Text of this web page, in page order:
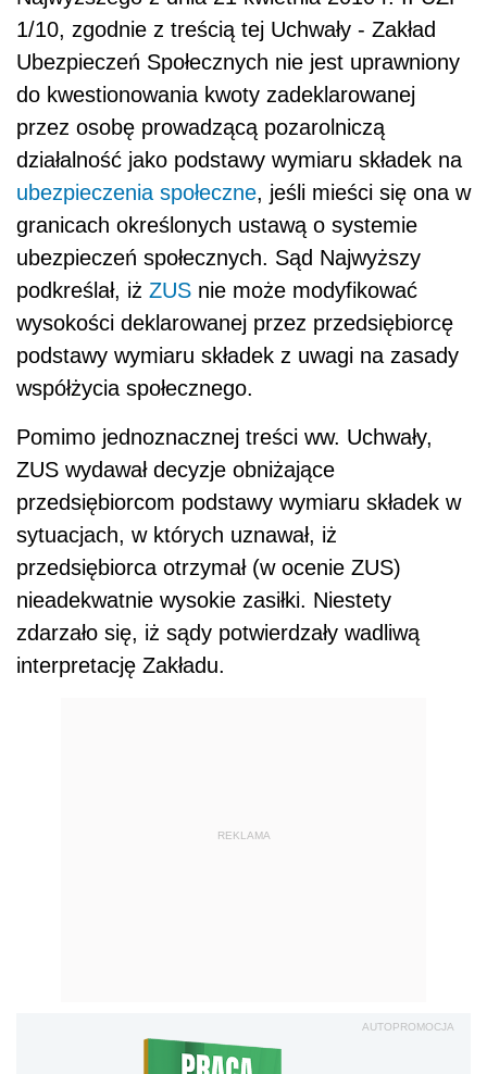
1/10, zgodnie z treścią tej Uchwały - Zakład
Ubezpieczeń Społecznych nie jest uprawniony
do kwestionowania kwoty zadeklarowanej
przez osobę prowadzącą pozarolniczą
działalność jako podstawy wymiaru składek na
ubezpieczenia społeczne, jeśli mieści się ona w
granicach określonych ustawą o systemie
ubezpieczeń społecznych. Sąd Najwyższy
podkreślał, iż ZUS nie może modyfikować
wysokości deklarowanej przez przedsiębiorcę
podstawy wymiaru składek z uwagi na zasady
współżycia społecznego.
Pomimo jednoznacznej treści ww. Uchwały,
ZUS wydawał decyzje obniżające
przedsiębiorcom podstawy wymiaru składek w
sytuacjach, w których uznawał, iż
przedsiębiorca otrzymał (w ocenie ZUS)
nieadekwatnie wysokie zasiłki. Niestety
zdarzało się, iż sądy potwierdzały wadliwą
interpretację Zakładu.
REKLAMA
AUTOPROMOCJA